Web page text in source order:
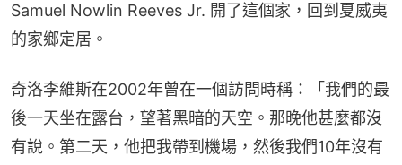
Samuel Nowlin Reeves Jr. 開了這個家，回到夏威夷
的家鄉定居。
奇洛李維斯在2002年曾在一個訪問時稱：「我們的最
後一天坐在露台，望著黑暗的天空。那晚他甚麼都沒
有說。第二天，他把我帶到機場，然後我們10年沒有